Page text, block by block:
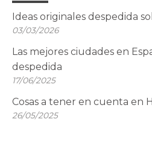
Ideas originales despedida
03/03/2026
Las mejores ciudades en
despedida
17/06/2025
Cosas a tener en cuenta en
26/05/2025